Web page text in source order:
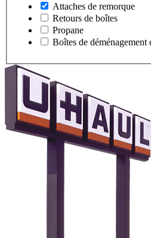
Attaches de remorque
Retours de boîtes
Propane
Boîtes de déménagement